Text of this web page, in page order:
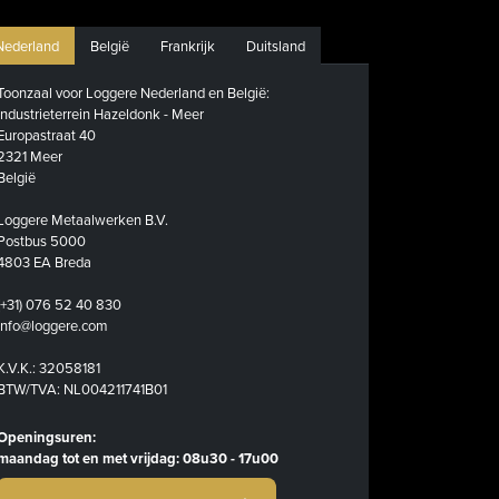
België Frankrijk Duitsland
voor Loggere Nederland en België:
Hazeldonk - Meer
40
Meer
Metaalwerken B.V.
5000
EA Breda
076 52 40 830
32058181
TVA: NL004211741B01
tot en met vrijdag: 08u30 - 17u00